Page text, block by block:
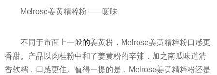
Melrose姜黄精粹粉——暖味
不同于市面上一般的姜黄粉，Melrose姜黄精粹粉口感更
香甜。产品以肉桂粉中和了姜黄粉的辛辣，加之南瓜味道清
香软糯，口感更佳。值得一提的是，Melrose姜黄精粹粉还是